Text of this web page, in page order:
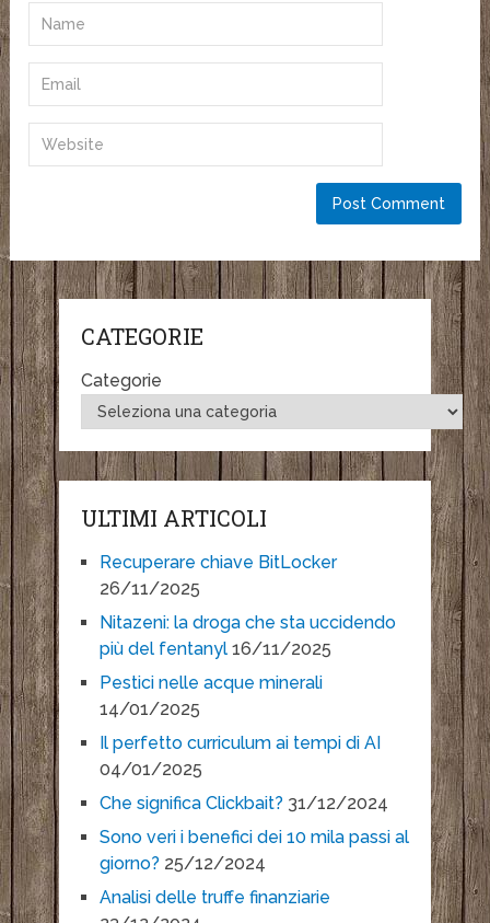
CATEGORIE
Categorie
ULTIMI ARTICOLI
Recuperare chiave BitLocker
26/11/2025
Nitazeni: la droga che sta uccidendo
più del fentanyl 16/11/2025
Pestici nelle acque minerali
14/01/2025
Il perfetto curriculum ai tempi di AI
04/01/2025
Che significa Clickbait? 31/12/2024
Sono veri i benefici dei 10 mila passi al
giorno? 25/12/2024
Analisi delle truffe finanziarie